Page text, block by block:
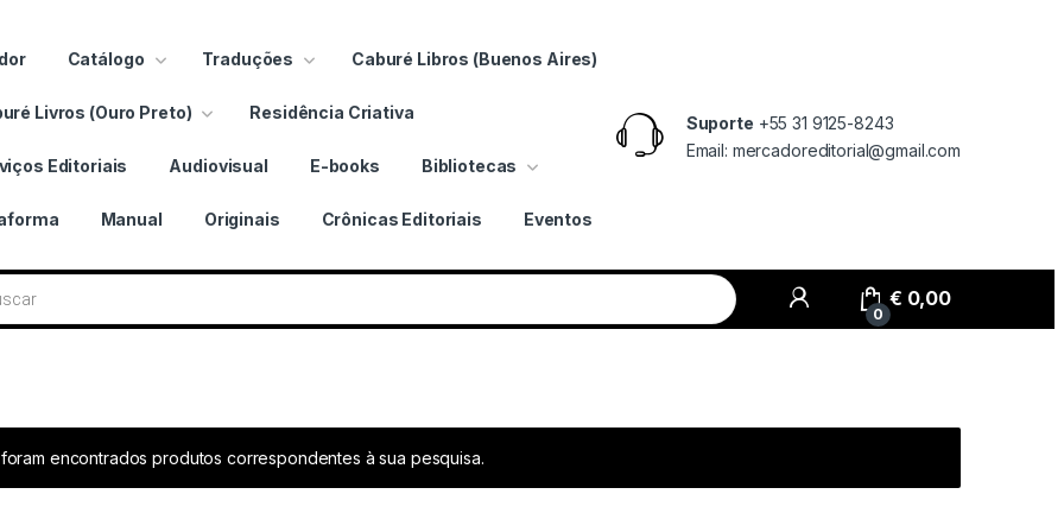
Catálogo Traduções Caburé Libros (Buenos Aires)
Livros (Ouro Preto) Residência Criativa
Editoriais Audiovisual E-books Bibliotecas
Manual Originais Crônicas Editoriais Eventos
Suporte +55 31 9125-8243
Email: mercadoreditorial@gmail.com
0
€ 0,00
encontrados produtos correspondentes à sua pesquisa.